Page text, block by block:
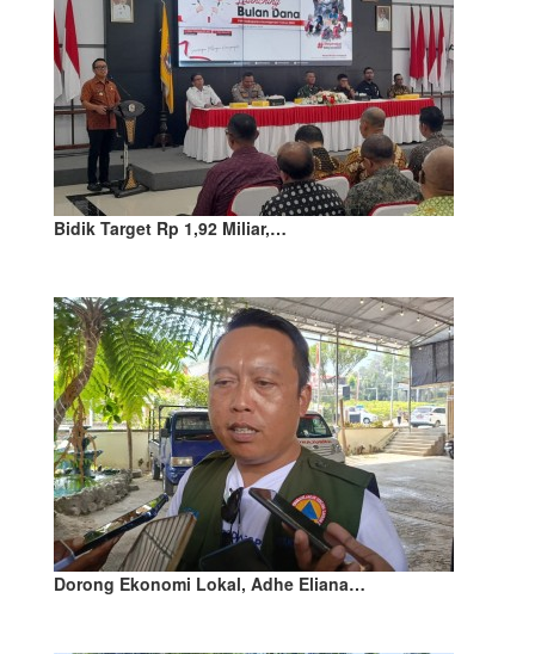
Bidik Target Rp 1,92 Miliar,…
Dorong Ekonomi Lokal, Adhe Eliana…